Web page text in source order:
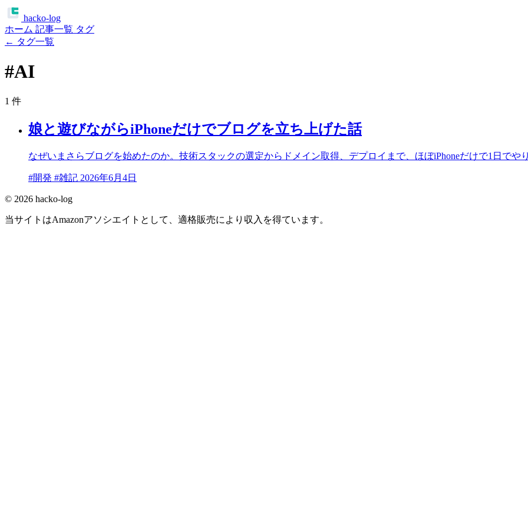
hacko-log
ホーム 記事一覧 タグ
← タグ一覧
#AI
1 件
娘と遊びながらiPhoneだけでブログを立ち上げた話
なぜいまさらブログを始めたのか。技術スタックの選定からドメイン取得、デプロイまで、ほぼiPhoneだけで1日でや
#開発 #雑記 2026年6月4日
© 2026 hacko-log
当サイトはAmazonアソシエイトとして、適格販売により収入を得ています。